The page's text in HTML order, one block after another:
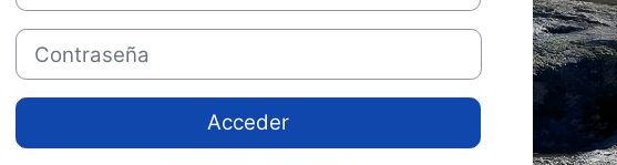
Contraseña
Acceder